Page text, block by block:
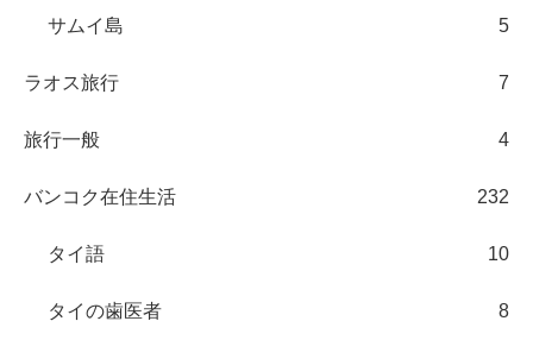
サムイ島 5
ラオス旅行 7
旅行一般 4
バンコク在住生活 232
タイ語 10
タイの歯医者 8